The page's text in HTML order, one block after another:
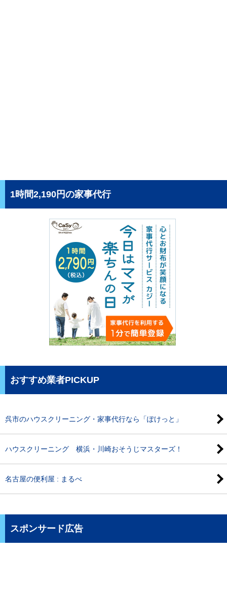
1時間2,190円の家事代行
おすすめ業者PICKUP
呉市のハウスクリーニング・家事代行なら「ぽけっと」
ハウスクリーニング 横浜・川崎おそうじマスターズ！
名古屋の便利屋 : まるべ
スポンサード広告